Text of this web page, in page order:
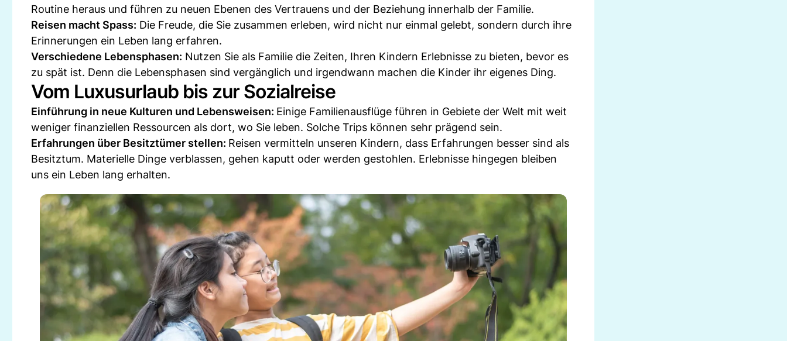
Routine heraus und führen zu neuen Ebenen des Vertrauens und der Beziehung innerhalb der Familie.
Reisen macht Spass: Die Freude, die Sie zusammen erleben, wird nicht nur einmal gelebt, sondern durch ihre
Erinnerungen ein Leben lang erfahren.
Verschiedene Lebensphasen: Nutzen Sie als Familie die Zeiten, Ihren Kindern Erlebnisse zu bieten, bevor es
zu spät ist. Denn die Lebensphasen sind vergänglich und irgendwann machen die Kinder ihr eigenes Ding.
Vom Luxusurlaub bis zur Sozialreise
Einführung in neue Kulturen und Lebensweisen: Einige Familienausflüge führen in Gebiete der Welt mit weit
weniger finanziellen Ressourcen als dort, wo Sie leben. Solche Trips können sehr prägend sein.
Erfahrungen über Besitztümer stellen: Reisen vermitteln unseren Kindern, dass Erfahrungen besser sind als
Besitztum. Materielle Dinge verblassen, gehen kaputt oder werden gestohlen. Erlebnisse hingegen bleiben
uns ein Leben lang erhalten.